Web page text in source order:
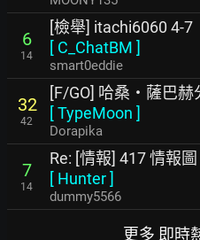
6
14
[檢舉] itachi6060 4-7
[ C_ChatBM ]
smart0eddie
32
42
[F/GO] 哈桑・薩巴赫
[TypeMoon ]
Dorapika
7
14
Re: [情報] 417 情報圖
[ Hunter]
dummy5566
更多 即時